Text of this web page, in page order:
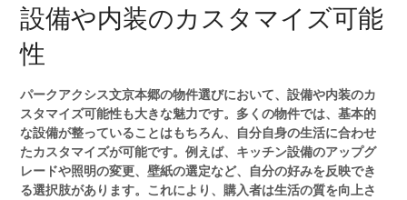
設備や内装のカスタマイズ可能
性
パークアクシス文京本郷の物件選びにおいて、設備や内装のカ
スタマイズ可能性も大きな魅力です。多くの物件では、基本的
な設備が整っていることはもちろん、自分自身の生活に合わせ
たカスタマイズが可能です。例えば、キッチン設備のアップグ
レードや照明の変更、壁紙の選定など、自分の好みを反映でき
る選択肢があります。これにより、購入者は生活の質を向上さ